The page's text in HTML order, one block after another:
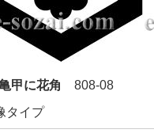
甲に花角 808-08
タイプ